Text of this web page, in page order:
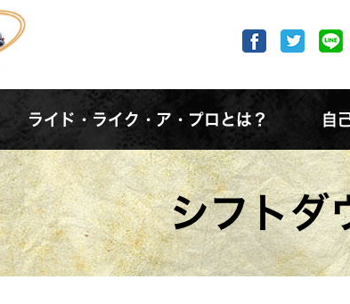
ライド・ライク・ア・プロとは？ 自
シフトダ